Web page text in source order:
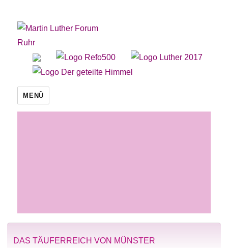
Martin Luther Forum Ruhr
MENÜ
DAS TÄUFERREICH VON MÜNSTER